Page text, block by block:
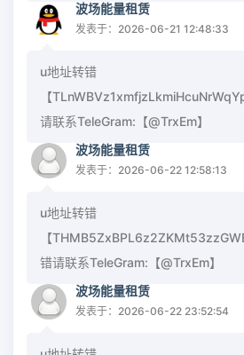
波场能量租赁
发表于：2026-06-21 12:48:33
u地址转错
【
请联系TeleGram:【@TrxEm】
波场能量租赁
发表于：2026-06-22 12:58:13
u地址转错
【
错请联系TeleGram:【@TrxEm】
波场能量租赁
发表于：2026-06-22 23:52:54